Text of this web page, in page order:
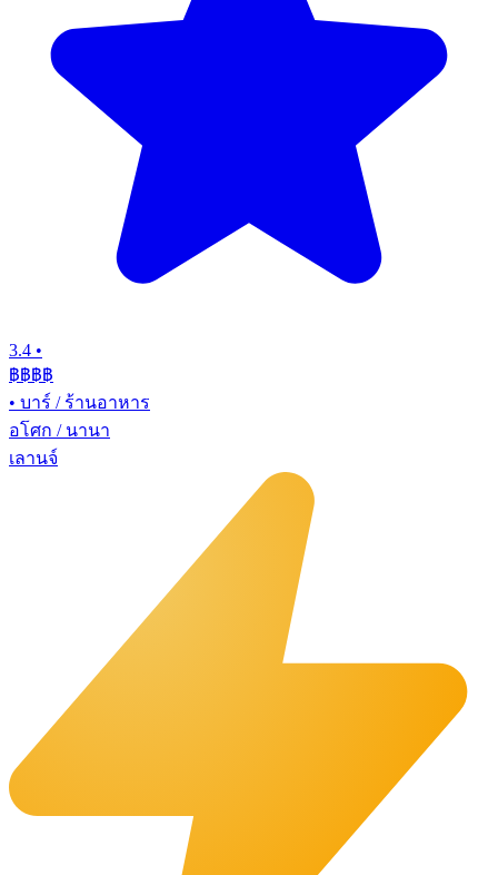
3.4 •
฿฿฿฿
• บาร์ / ร้านอาหาร
อโศก / นานา
เลานจ์